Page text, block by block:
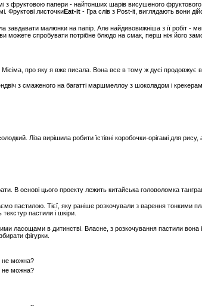
з фруктовою папери - найтонших шарів висушеного
Фруктові листочкиEat-it - Гра слів з Post-it, виглядають вони
завдавати малюнки на папір. Але найдивовижніша з її робіт -
можете спробувати потрібне блюдо на смак, перш ніж його
про яку я вже писала. Вона все в тому ж дусі продовжує
з смаженого на багатті маршмеллоу з шоколадом і
Ліза вирішила робити їстівні коробочки-орігамі для рису,
В основі цього проекту лежить китайська головоломка
пастилою. Тієї, яку раніше розкочували з варення тонкими
пастили і шкіри.
ласощами в дитинстві. Власне, з розкочування пастили
фігурки.